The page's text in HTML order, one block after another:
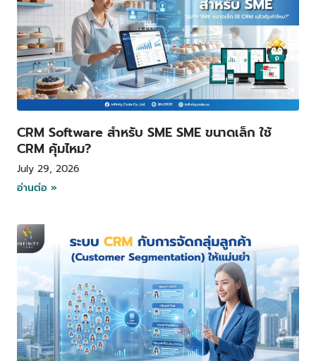
CRM Software สำหรับ SME SME ขนาดเล็ก ใช้
CRM คุ้มไหม?
July 29, 2026
อ่านต่อ »